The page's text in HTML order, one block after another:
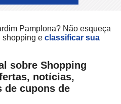
Pamplona? Não esqueça
shopping e classificar sua
sobre Shopping
notícias,
de cupons de